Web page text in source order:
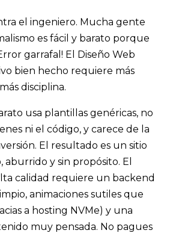
el ingeniero. Mucha gente
es fácil y barato porque
garrafal! El Diseño Web
bien hecho requiere más
disciplina.
usa plantillas genéricas, no
ni el código, y carece de la
El resultado es un sitio
y sin propósito. El
calidad requiere un backend
animaciones sutiles que
a hosting NVMe) y una
muy pensada. No pagues